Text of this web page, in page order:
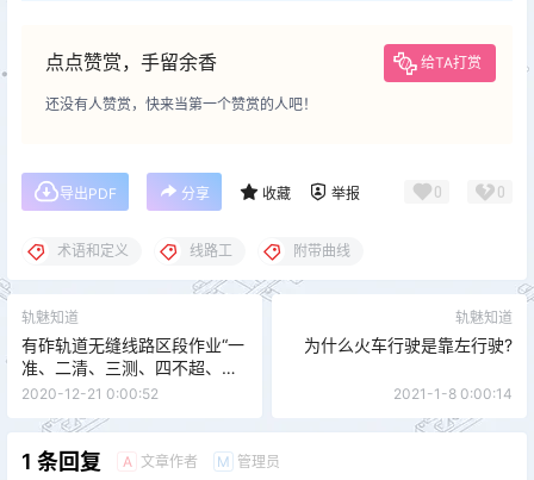
点点赞赏，手留余香 给TA打赏
还没有人赞赏，快来当第一个赞赏的人吧！
导出PDF 分享 收藏 举报 0 0
术语和定义 线路工 附带曲线
轨魅知道
有砟轨道无缝线路区段作业“一
准、二清、三测、四不超、五
不走”的经验内容是什么?
2020-12-21 0:00:52
轨魅知道
为什么火车行驶是靠左行驶?
2021-1-8 0:00:14
1 条回复 A 文章作者 M 管理员